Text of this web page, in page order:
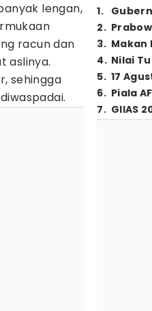
lengan,
racun dan
aslinya.
sehingga
1.
2.
3. Makan
4. Nilai
5. 17
6. Piala
7. GIIAS